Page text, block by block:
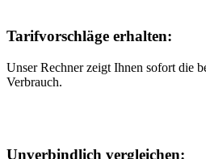
Tarifvorschläge erhalten:
Unser Rechner zeigt Ihnen sofort die
Verbrauch.
Unverbindlich vergleichen: